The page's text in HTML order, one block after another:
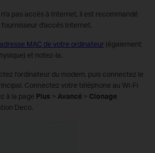
pas accès à Internet, il est recommandé
d'accès Internet.
adresse MAC de votre ordinateur (également
et notez-la.
l’ordinateur du modem, puis connectez le
Connectez votre téléphone au Wi-Fi
à la page Plus > Avancé > Clonage
Deco.